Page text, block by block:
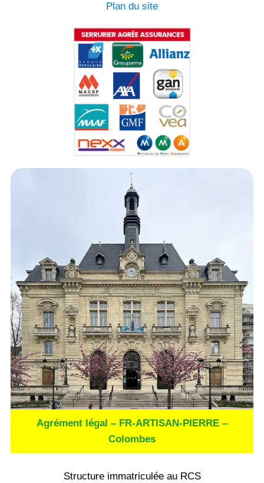
Plan du site
Agrément légal – FR-ARTISAN-PIERRE –
Colombes
Structure immatriculée au RCS